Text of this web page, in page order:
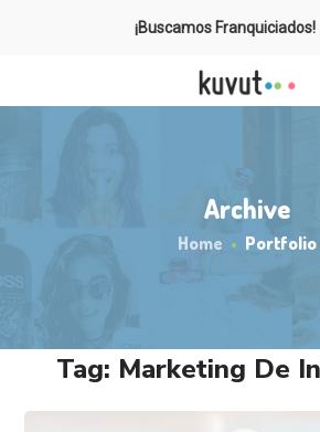
¡Buscamos Franquiciados!
Archive
Home Portfolio
Tag: Marketing De